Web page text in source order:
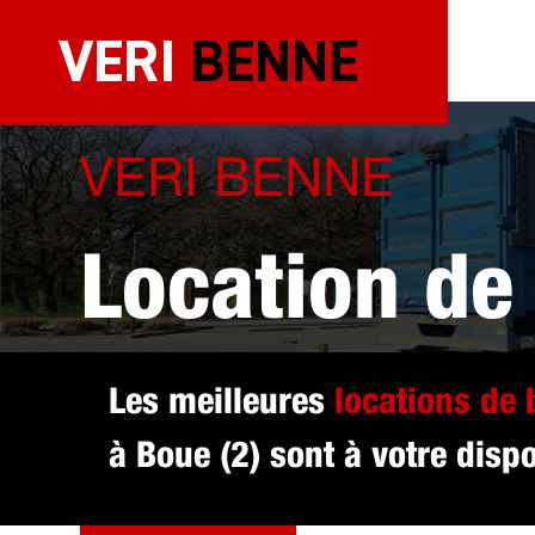
contenu
VERI BENNE
Location de
Les meilleures locations de
à Boue (2) sont à votre